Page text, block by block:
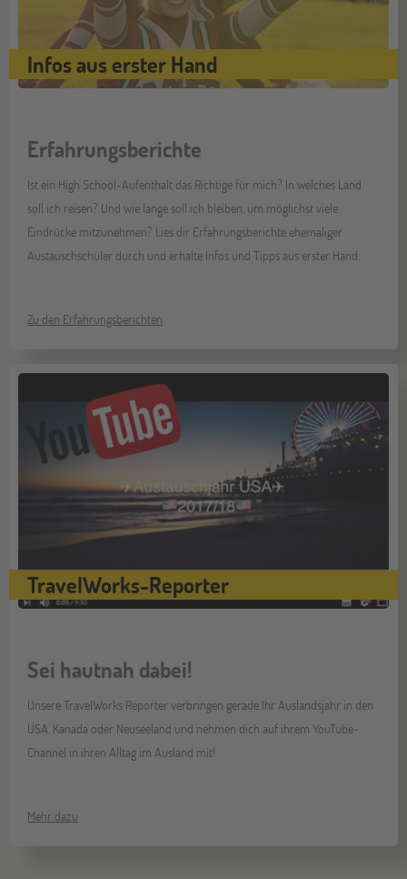
Infos aus erster Hand
Erfahrungsberichte
Ist ein High School-Aufenthalt das Richtige für mich? In welches Land
soll ich reisen? Und wie lange soll ich bleiben, um möglichst viele
Eindrücke mitzunehmen? Lies dir Erfahrungsberichte ehemaliger
Austauschschüler durch und erhalte Infos und Tipps aus erster Hand.
Zu den Erfahrungsberichten
TravelWorks-Reporter
Sei hautnah dabei!
Unsere TravelWorks Reporter verbringen gerade Ihr Auslandsjahr in den
USA, Kanada oder Neuseeland und nehmen dich auf ihrem YouTube-
Channel in ihren Alltag im Ausland mit!
Mehr dazu